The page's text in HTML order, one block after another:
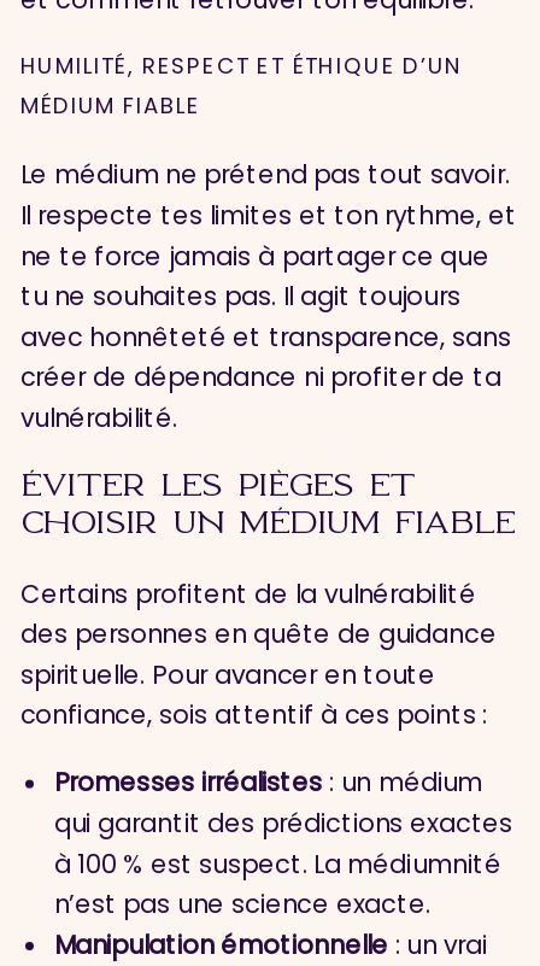
HUMILITÉ, RESPECT ET ÉTHIQUE D’UN
MÉDIUM FIABLE
Le médium ne prétend pas tout savoir.
Il respecte tes limites et ton rythme, et
ne te force jamais à partager ce que
tu ne souhaites pas. Il agit toujours
avec honnêteté et transparence, sans
créer de dépendance ni profiter de ta
vulnérabilité.
ÉVITER LES PIÈGES ET
CHOISIR UN MÉDIUM FIABLE
Certains profitent de la vulnérabilité
des personnes en quête de guidance
spirituelle. Pour avancer en toute
confiance, sois attentif à ces points :
Promesses irréalistes : un médium
qui garantit des prédictions exactes
à 100 % est suspect. La médiumnité
n’est pas une science exacte.
Manipulation émotionnelle : un vrai